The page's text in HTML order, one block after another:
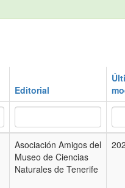
Editorial
Asociación Amigos del
Museo de Ciencias
Naturales de Tenerife